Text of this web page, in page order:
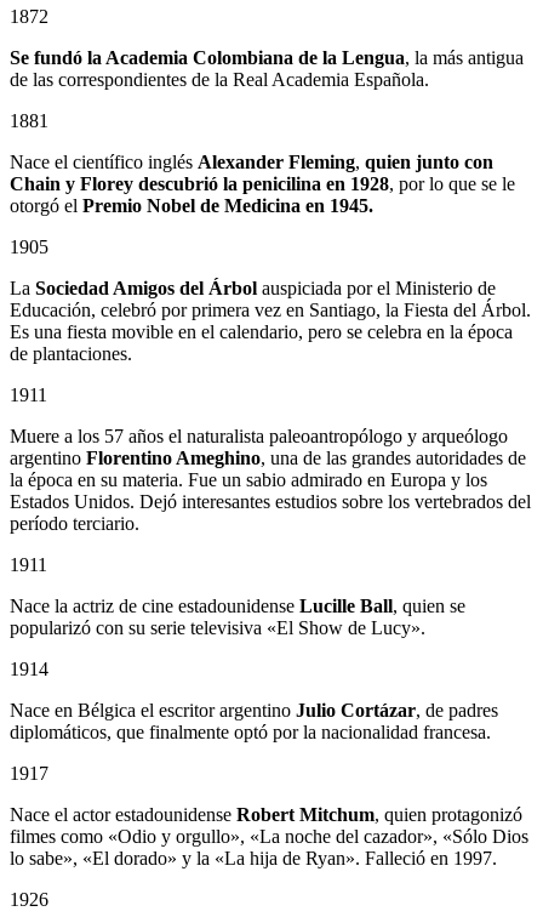
1872
Se fundó la Academia Colombiana de la Lengua, la más antigua
de las correspondientes de la Real Academia Española.
1881
Nace el científico inglés Alexander Fleming, quien junto con
Chain y Florey descubrió la penicilina en 1928, por lo que se le
otorgó el Premio Nobel de Medicina en 1945.
1905
La Sociedad Amigos del Árbol auspiciada por el Ministerio de
Educación, celebró por primera vez en Santiago, la Fiesta del Árbol.
Es una fiesta movible en el calendario, pero se celebra en la época
de plantaciones.
1911
Muere a los 57 años el naturalista paleoantropólogo y arqueólogo
argentino Florentino Ameghino, una de las grandes autoridades de
la época en su materia. Fue un sabio admirado en Europa y los
Estados Unidos. Dejó interesantes estudios sobre los vertebrados del
período terciario.
1911
Nace la actriz de cine estadounidense Lucille Ball, quien se
popularizó con su serie televisiva «El Show de Lucy».
1914
Nace en Bélgica el escritor argentino Julio Cortázar, de padres
diplomáticos, que finalmente optó por la nacionalidad francesa.
1917
Nace el actor estadounidense Robert Mitchum, quien protagonizó
filmes como «Odio y orgullo», «La noche del cazador», «Sólo Dios
lo sabe», «El dorado» y la «La hija de Ryan». Falleció en 1997.
1926